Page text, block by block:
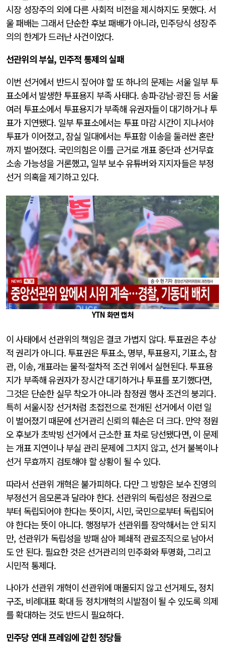
시장 성장주의 외에 다른 사회적 비전을 제시하지도 못했다. 서
울 패배는 그래서 단순한 후보 패배가 아니라, 민주당식 성장주
의의 한계가 드러난 사건이었다.
선관위의 부실, 민주적 통제의 실패
이번 선거에서 반드시 짚어야 할 또 하나의 문제는 서울 일부 투
표소에서 발생한 투표용지 부족 사태다. 송파·강남·광진 등 서울
여러 투표소에서 투표용지가 부족해 유권자들이 대기하거나 투
표가 지연됐다. 일부 투표소에서는 투표 마감 시간이 지나서야
투표가 이어졌고, 잠실 일대에서는 투표함 이송을 둘러싼 혼란
까지 벌어졌다. 국민의힘은 이를 근거로 개표 중단과 선거무효
소송 가능성을 거론했고, 일부 보수 유튜버와 지지자들은 부정
선거 의혹을 제기하고 있다.
YTN 화면 캡처
이 사태에서 선관위의 책임은 결코 가볍지 않다. 투표권은 추상
적 권리가 아니다. 투표권은 투표소, 명부, 투표용지, 기표소, 참
관, 이송, 개표라는 물적·절차적 조건 위에서 실현된다. 투표용
지가 부족해 유권자가 장시간 대기하거나 투표를 포기했다면,
그것은 단순한 실무 착오가 아니라 참정권 행사 조건의 붕괴다.
특히 서울시장 선거처럼 초접전으로 전개된 선거에서 이런 일
이 벌어졌기 때문에 선거관리 신뢰의 훼손은 더 크다. 만약 정원
오 후보가 초박빙 선거에서 근소한 표 차로 당선됐다면, 이 문제
는 개표 지연이나 부실 관리 문제에 그치지 않고, 선거 불복이나
선거 무효까지 검토해야 할 상황이 될 수 있다.
따라서 선관위 개혁은 불가피하다. 다만 그 방향은 보수 진영의
부정선거 음모론과 달라야 한다. 선관위의 독립성은 정권으로
부터 독립되어야 한다는 뜻이지, 시민, 국민으로부터 독립되어
야 한다는 뜻이 아니다. 행정부가 선관위를 장악해서는 안 되지
만, 선관위가 독립성을 방패 삼아 폐쇄적 관료조직으로 남아서
도 안 된다. 필요한 것은 선거관리의 민주화와 투명화, 그리고
시민적 통제다.
나아가 선관위 개혁이 선관위에 매몰되지 않고 선거제도, 정치
구조, 비례대표 확대 등 정치개혁의 시발점이 될 수 있도록 의제
를 확대하는 것도 반드시 필요하다.
민주당 연대 프레임에 갇힌 정당들